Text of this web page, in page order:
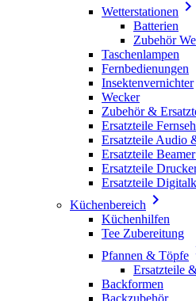
Wetterstationen 
Batterien
Zubehör
Taschenlampen
Fernbedienungen
Insektenvernichter
Wecker
Zubehör &
Ersatzteile
Ersatzteile Audio
Ersatzteile
Ersatzteile
Ersatzteile
Küchenbereich 
Küchenhilfen
Tee Zubereitung
Pfannen & Töpfe
Ersatzteile
Backformen
Backzubehör